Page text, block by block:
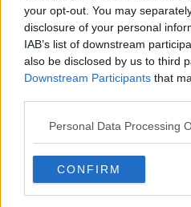
your opt-out. You may
disclosure of your personal
IAB’s list of downstream
also be disclosed by us to third
Downstream Participants that
Personal Data Processing
CONFIRM
per entrambe, partecipando poi
Per l’ambito aretino sono quattro
dilettantistiche selezionate da
vita a fine settimana all’insegna,
Sono:Ginnastica Petrarca Asd,
ritmica per ragazzi, ginnastica
tutti; Four Kicks Tdk Italy, con
personale per adulti, ginnastica
Ssd, con corpo libero, yoga